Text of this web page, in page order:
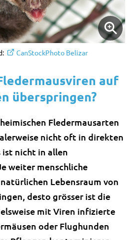
CanStockPhoto Belizar
auf
überspringen?
Fledermausarten
nicht oft in direkten
ist nicht in allen
weiter menschliche
Lebensraum von
desto grösser ist die
mit Viren infizierte
oder Flughunden